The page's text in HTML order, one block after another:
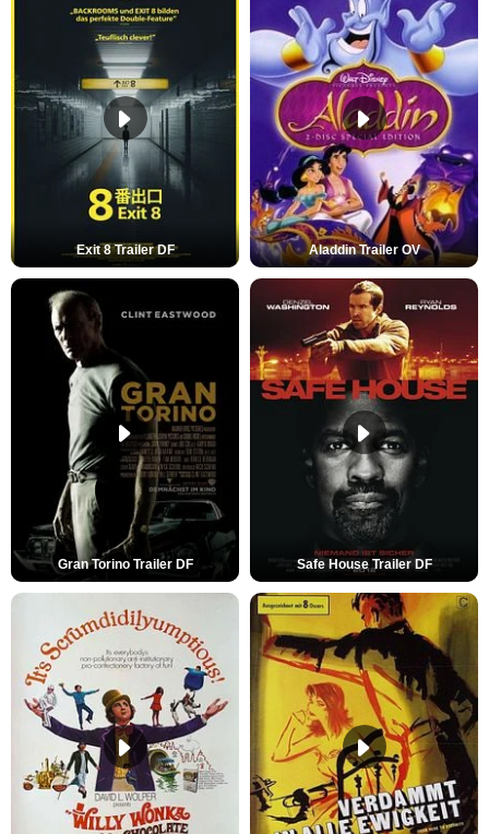
Exit 8 Trailer DF Aladdin Trailer OV
Gran Torino Trailer DF Safe House Trailer DF